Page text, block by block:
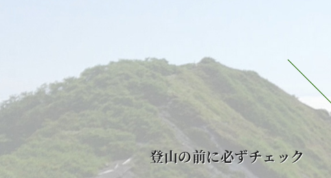
登山の前に必ずチェック